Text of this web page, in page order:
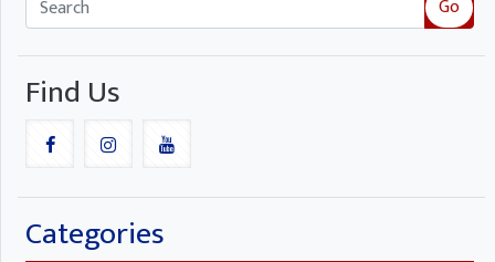
Go
Find Us
Categories